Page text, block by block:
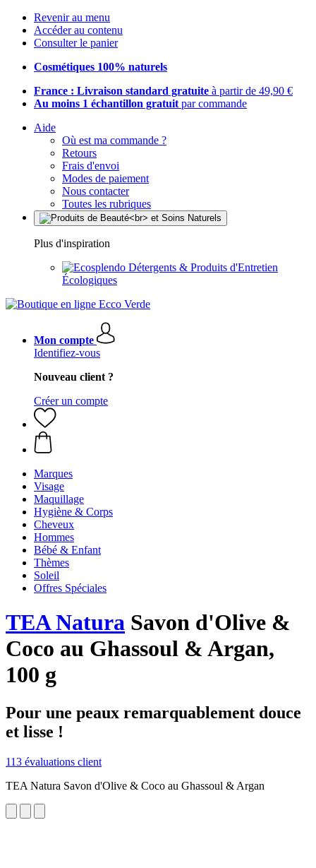
Revenir au menu
Accéder au contenu
Consulter le panier
Cosmétiques 100% naturels
France : Livraison standard gratuite à partir de 49,90 €
Au moins 1 échantillon gratuit par commande
Aide
Où est ma commande ?
Retours
Frais d'envoi
Modes de paiement
Nous contacter
Toutes les rubriques
Plus d'inspiration
Détergents & Produits d'Entretien
Écologiques
Mon compte
Identifiez-vous
Nouveau client ?
Créer un compte
Marques
Visage
Maquillage
Hygiène & Corps
Cheveux
Hommes
Bébé & Enfant
Thèmes
Soleil
Offres Spéciales
TEA Natura Savon d'Olive &
Coco au Ghassoul & Argan,
100 g
Pour une peaux remarquablement douce
et lisse !
113 évaluations client
TEA Natura Savon d'Olive & Coco au Ghassoul & Argan